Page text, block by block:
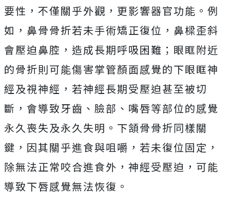
要性，不僅關乎外觀，更影響器官功能。例
如，鼻骨骨折若未手術矯正復位，鼻樑歪斜
會壓迫鼻腔，造成長期呼吸困難；眼眶附近
的骨折則可能傷害掌管顏面感覺的下眼眶神
經及視神經，若神經長期受壓迫甚至被切
斷，會導致牙齒、臉部、嘴唇等部位的感覺
永久喪失及永久失明。下頷骨骨折同樣關
鍵，因其關乎進食與咀嚼，若未復位固定，
除無法正常咬合進食外，神經受壓迫，可能
導致下唇感覺無法恢復。